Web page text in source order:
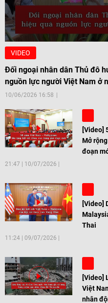
VIDEO
Đối ngoại nhân dân Thủ đô
nguồn lực người Việt Nam ở
10/06/2026 16:58
[Video]
Mở
đoạn
21:47 10/07/2026
[Video]
Thai
11:24 09/07/2026
[Video]
Việt
nhân